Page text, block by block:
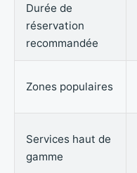
Durée de
réservation
recommandée
Zones populaires
Services haut de
gamme